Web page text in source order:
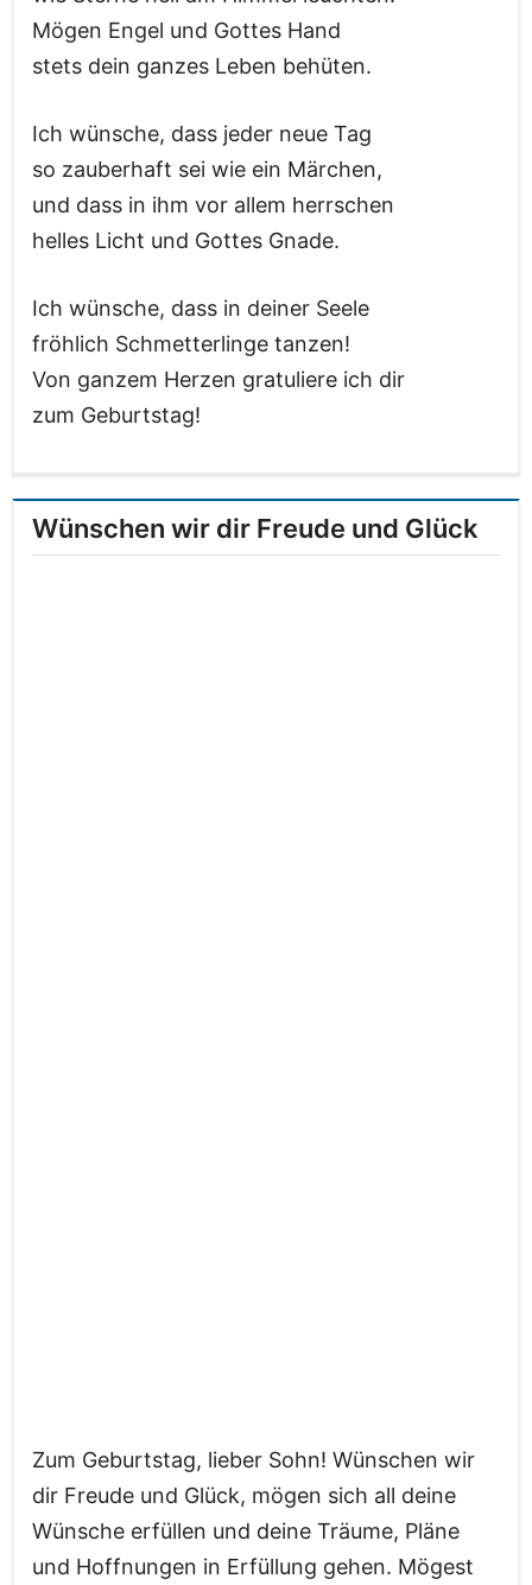
Mögen Engel und Gottes Hand
stets dein ganzes Leben behüten.
Ich wünsche, dass jeder neue Tag
so zauberhaft sei wie ein Märchen,
und dass in ihm vor allem herrschen
helles Licht und Gottes Gnade.
Ich wünsche, dass in deiner Seele
fröhlich Schmetterlinge tanzen!
Von ganzem Herzen gratuliere ich dir
zum Geburtstag!
Wünschen wir dir Freude und Glück
Zum Geburtstag, lieber Sohn! Wünschen wir
dir Freude und Glück, mögen sich all deine
Wünsche erfüllen und deine Träume, Pläne
und Hoffnungen in Erfüllung gehen. Mögest